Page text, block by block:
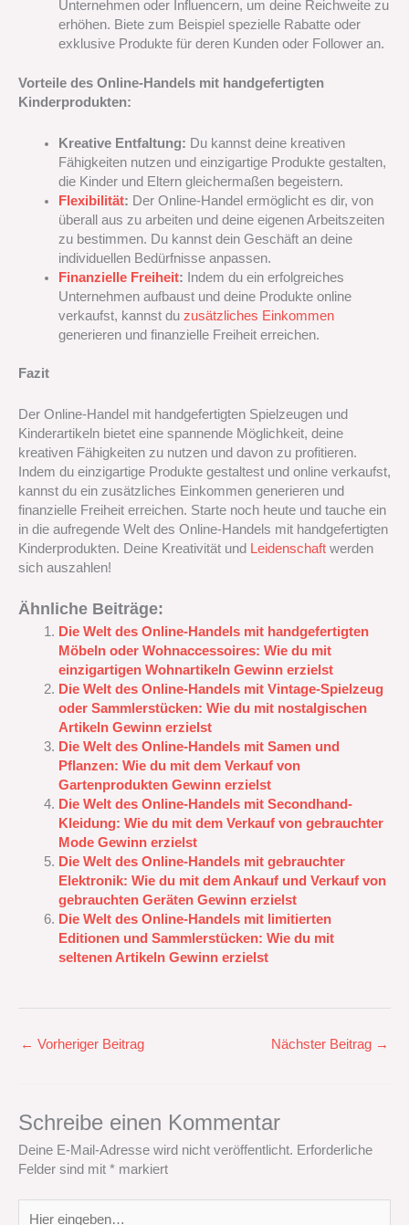
Unternehmen oder Influencern, um deine Reichweite zu
erhöhen. Biete zum Beispiel spezielle Rabatte oder
exklusive Produkte für deren Kunden oder Follower an.
Vorteile des Online-Handels mit handgefertigten
Kinderprodukten:
Kreative Entfaltung: Du kannst deine kreativen
Fähigkeiten nutzen und einzigartige Produkte gestalten,
die Kinder und Eltern gleichermaßen begeistern.
Flexibilität: Der Online-Handel ermöglicht es dir, von
überall aus zu arbeiten und deine eigenen Arbeitszeiten
zu bestimmen. Du kannst dein Geschäft an deine
individuellen Bedürfnisse anpassen.
Finanzielle Freiheit: Indem du ein erfolgreiches
Unternehmen aufbaust und deine Produkte online
verkaufst, kannst du zusätzliches Einkommen
generieren und finanzielle Freiheit erreichen.
Fazit
Der Online-Handel mit handgefertigten Spielzeugen und
Kinderartikeln bietet eine spannende Möglichkeit, deine
kreativen Fähigkeiten zu nutzen und davon zu profitieren.
Indem du einzigartige Produkte gestaltest und online verkaufst,
kannst du ein zusätzliches Einkommen generieren und
finanzielle Freiheit erreichen. Starte noch heute und tauche ein
in die aufregende Welt des Online-Handels mit handgefertigten
Kinderprodukten. Deine Kreativität und Leidenschaft werden
sich auszahlen!
Ähnliche Beiträge:
Die Welt des Online-Handels mit handgefertigten
Möbeln oder Wohnaccessoires: Wie du mit
einzigartigen Wohnartikeln Gewinn erzielst
Die Welt des Online-Handels mit Vintage-Spielzeug
oder Sammlerstücken: Wie du mit nostalgischen
Artikeln Gewinn erzielst
Die Welt des Online-Handels mit Samen und
Pflanzen: Wie du mit dem Verkauf von
Gartenprodukten Gewinn erzielst
Die Welt des Online-Handels mit Secondhand-
Kleidung: Wie du mit dem Verkauf von gebrauchter
Mode Gewinn erzielst
Die Welt des Online-Handels mit gebrauchter
Elektronik: Wie du mit dem Ankauf und Verkauf von
gebrauchten Geräten Gewinn erzielst
Die Welt des Online-Handels mit limitierten
Editionen und Sammlerstücken: Wie du mit
seltenen Artikeln Gewinn erzielst
← Vorheriger Beitrag Nächster Beitrag →
Schreibe einen Kommentar
Deine E-Mail-Adresse wird nicht veröffentlicht. Erforderliche
Felder sind mit * markiert